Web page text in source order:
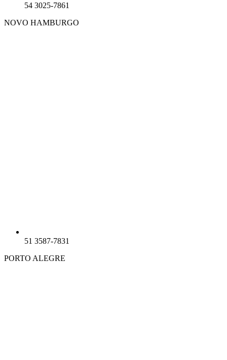
54 3025-7861
NOVO HAMBURGO
51 3587-7831
PORTO ALEGRE